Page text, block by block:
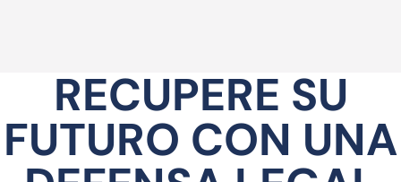
RECUPERE SU
FUTURO CON UNA